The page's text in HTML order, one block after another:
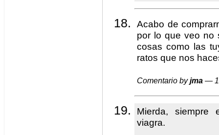
Acabo de
por lo que veo no
cosas como las
ratos que nos
Comentario byjma —
Mierda, siempre
viagra.